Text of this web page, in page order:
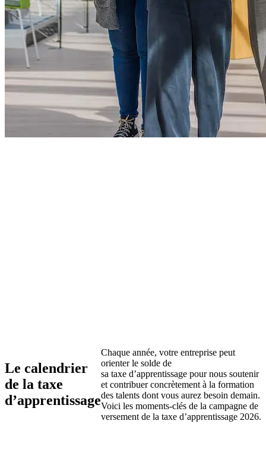
Le calendrier
de la taxe
d’apprentissage
Chaque année, votre entreprise peut
orienter le solde de
sa taxe d’apprentissage pour nous soutenir
et contribuer concrètement à la formation
des talents dont vous aurez besoin demain.
Voici les moments-clés de la campagne de
versement de la taxe d’apprentissage 2026.